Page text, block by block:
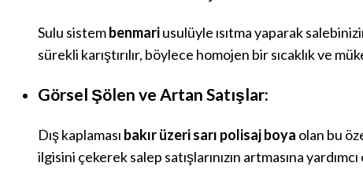
Sulu sistembenmariusulüyle ısıtma yaparak
sürekli karıştırılır, böylece homojen bir sıcaklık ve
Görsel Şölen ve Artan Satışlar:
Dış kaplaması bakır üzeri sarı polisaj boya olan bu
ilgisini çekerek salep satışlarınızın artmasına yardımcı